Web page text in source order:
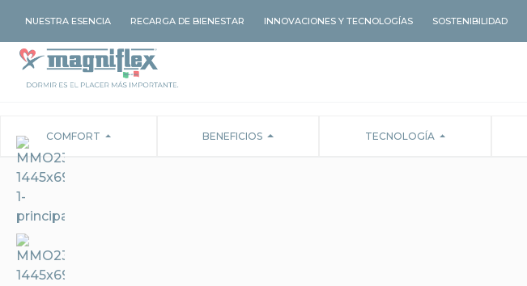
NUESTRA ESENCIA RECARGA DE BIENESTAR INNOVACIONES Y TECNOLOGÍAS SOSTENIBILIDAD
COMFORT BENEFICIOS TECNOLOGÍA